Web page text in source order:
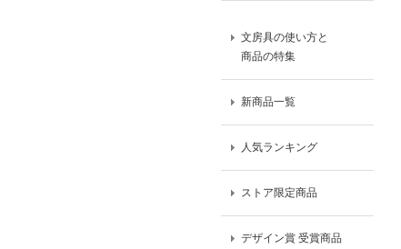
文房具の使い方と
商品の特集
新商品一覧
人気ランキング
ストア限定商品
デザイン賞 受賞商品